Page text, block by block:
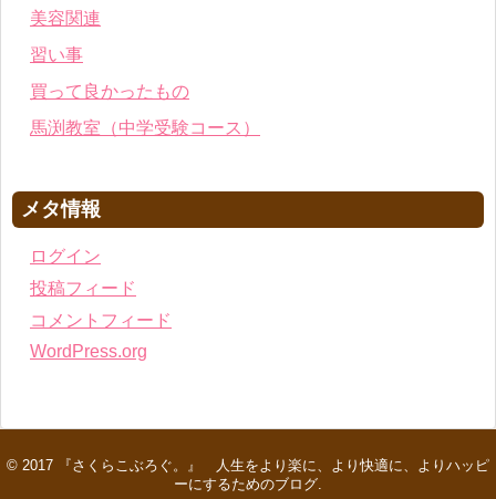
美容関連
習い事
買って良かったもの
馬渕教室（中学受験コース）
メタ情報
ログイン
投稿フィード
コメントフィード
WordPress.org
© 2017
『さくらこぶろぐ。』 人生をより楽に、より快適に、よりハッピ
ーにするためのブログ